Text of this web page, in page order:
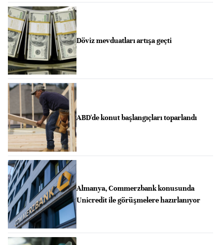
Döviz mevduatları artışa geçti
ABD'de konut başlangıçları toparlandı
Almanya, Commerzbank konusunda
Unicredit ile görüşmelere hazırlanıyor